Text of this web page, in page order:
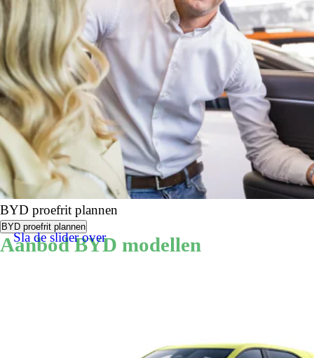
BYD proefrit plannen
BYD proefrit plannen
Aanbod BYD modellen
Sla de slider over